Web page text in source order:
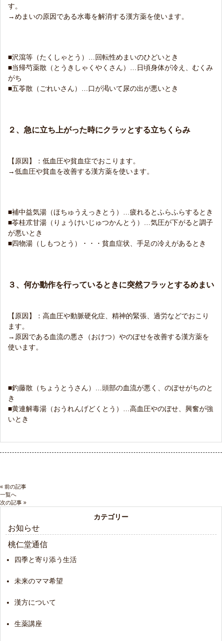
す。
→めまいの原因である水毒を解消する漢方薬を使います。
■沢瀉等（たくしゃとう）…回転性めまいのひどいとき
■当帰芍薬散（とうきしゃくやくさん）…日頃身体が冷え、むくみ
がち
■五苓散（ごれいさん）…口が渇いて尿の出が悪いとき
２、急に立ち上がった時にクラッとする立ちくらみ
【原因】：低血圧や貧血症でおこります。
→低血圧や貧血を改善する漢方薬を使います。
■補中益気湯（ほちゅうえっきとう）…疲れるとふらふらするとき
■苓桂朮甘湯（りょうけいじゅつかんとう）…気圧が下がると調子
が悪いとき
■四物湯（しもつとう）・・・貧血症状、手足の冷えがあるとき
３、何か動作を行っているときに突然フラッとするめまい
【原因】：高血圧や動脈硬化症、精神的緊張、過労などでおこり
ます。
→原因である血流の悪さ（おけつ）やのぼせを改善する漢方薬を
使います。
■釣藤散（ちょうとうさん）…頭部の血流が悪く、のぼせがちのと
き
■黄連解毒湯（おうれんげどくとう）…高血圧やのぼせ、興奮が強
いとき
« 前の記事
一覧へ
次の記事 »
カテゴリー
お知らせ
桃仁堂通信
四季と寄り添う生活
未来のママ希望
漢方について
生薬講座